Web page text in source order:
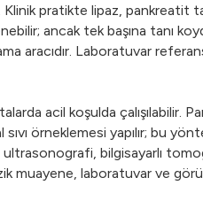
pratikte lipaz, pankreatit
ancak tek başına tanı
aracıdır. Laboratuvar
acil koşulda çalışılabilir.
örneklemesi yapılır; bu
ultrasonografi, bilgisayarlı
muayene, laboratuvar ve